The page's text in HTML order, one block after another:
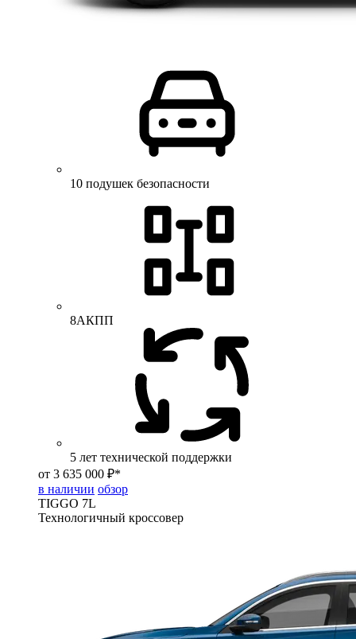
10 подушек безопасности
8АКПП
5 лет технической поддержки
от 3 635 000 ₽*
в наличии обзор
TIGGO 7L
Технологичный кроссовер